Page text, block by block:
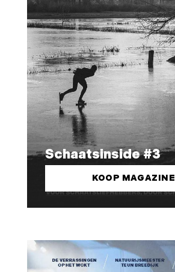
Schaatsinside #3
KOOP MAGAZINE